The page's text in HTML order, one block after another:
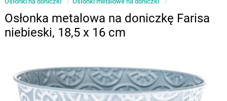
Osłonka metalowa na doniczkę Farisa
niebieski, 18,5 x 16 cm